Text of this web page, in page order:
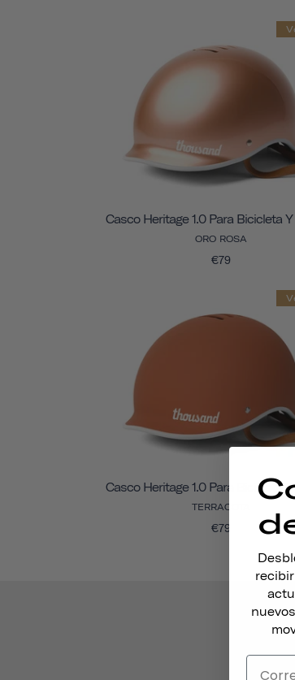
Casco Heritage 1.0 Para Bicicleta
ORO ROSA
€79
Casco Heritage 1.0 Para Bicicleta
TERRACOTA
€79